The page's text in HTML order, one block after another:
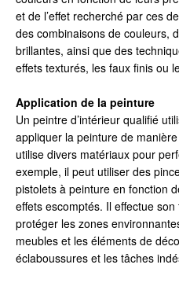
et de l’effet recherché par ces
des combinaisons de couleurs,
brillantes, ainsi que des
effets texturés, les faux finis ou
Application de la peinture
Un peintre d’intérieur qualifié
appliquer la peinture de
utilise divers matériaux pour
exemple, il peut utiliser des
pistolets à peinture en fonction
effets escomptés. Il effectue
protéger les zones
meubles et les éléments de
éclaboussures et les tâches